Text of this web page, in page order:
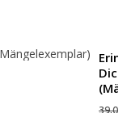
Dich!
39,00 €